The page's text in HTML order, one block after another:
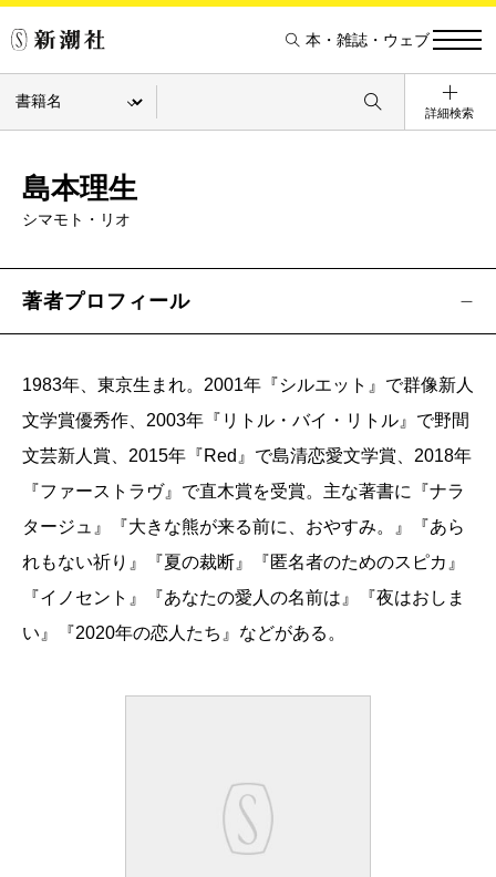
本・雑誌・ウェブ
詳細検索
島本理生
シマモト・リオ
著者プロフィール
1983年、東京生まれ。2001年『シルエット』で群像新人
文学賞優秀作、2003年『リトル・バイ・リトル』で野間
文芸新人賞、2015年『Red』で島清恋愛文学賞、2018年
『ファーストラヴ』で直木賞を受賞。主な著書に『ナラ
タージュ』『大きな熊が来る前に、おやすみ。』『あら
れもない祈り』『夏の裁断』『匿名者のためのスピカ』
『イノセント』『あなたの愛人の名前は』『夜はおしま
い』『2020年の恋人たち』などがある。